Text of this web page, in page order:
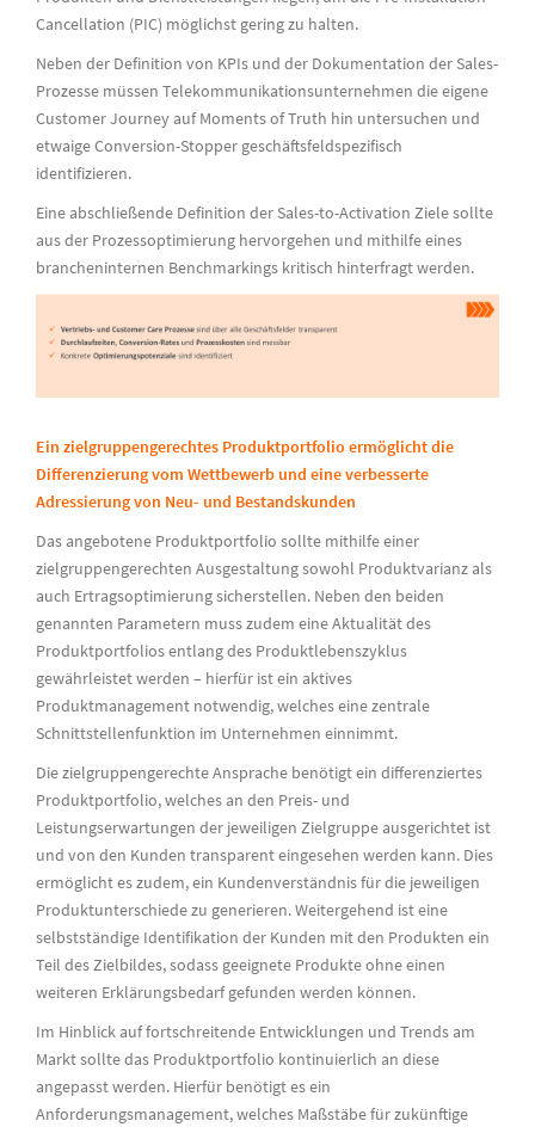
Cancellation (PIC) möglichst gering zu halten.
Neben der Definition von KPIs und der Dokumentation der Sales-
Prozesse müssen Telekommunikationsunternehmen die eigene
Customer Journey auf Moments of Truth hin untersuchen und
etwaige Conversion-Stopper geschäftsfeldspezifisch
identifizieren.
Eine abschließende Definition der Sales-to-Activation Ziele sollte
aus der Prozessoptimierung hervorgehen und mithilfe eines
brancheninternen Benchmarkings kritisch hinterfragt werden.
Ein zielgruppengerechtes Produktportfolio ermöglicht die
Differenzierung vom Wettbewerb und eine verbesserte
Adressierung von Neu- und Bestandskunden
Das angebotene Produktportfolio sollte mithilfe einer
zielgruppengerechten Ausgestaltung sowohl Produktvarianz als
auch Ertragsoptimierung sicherstellen. Neben den beiden
genannten Parametern muss zudem eine Aktualität des
Produktportfolios entlang des Produktlebenszyklus
gewährleistet werden – hierfür ist ein aktives
Produktmanagement notwendig, welches eine zentrale
Schnittstellenfunktion im Unternehmen einnimmt.
Die zielgruppengerechte Ansprache benötigt ein differenziertes
Produktportfolio, welches an den Preis- und
Leistungserwartungen der jeweiligen Zielgruppe ausgerichtet ist
und von den Kunden transparent eingesehen werden kann. Dies
ermöglicht es zudem, ein Kundenverständnis für die jeweiligen
Produktunterschiede zu generieren. Weitergehend ist eine
selbstständige Identifikation der Kunden mit den Produkten ein
Teil des Zielbildes, sodass geeignete Produkte ohne einen
weiteren Erklärungsbedarf gefunden werden können.
Im Hinblick auf fortschreitende Entwicklungen und Trends am
Markt sollte das Produktportfolio kontinuierlich an diese
angepasst werden. Hierfür benötigt es ein
Anforderungsmanagement, welches Maßstäbe für zukünftige